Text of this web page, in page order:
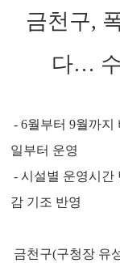
금천구,
다…
- 6월부터 9월까
일부터 운영
- 시설별 운영시간
감 기조 반영
금천구(구청장 유